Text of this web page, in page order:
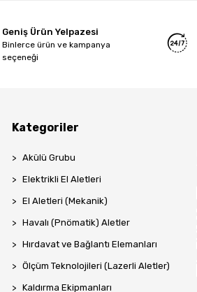
Geniş Ürün Yelpazesi
Binlerce ürün ve kampanya
seçeneği
Kategoriler
Akülü Grubu
Elektrikli El Aletleri
El Aletleri (Mekanik)
Havalı (Pnömatik) Aletler
Hırdavat ve Bağlantı Elemanları
Ölçüm Teknolojileri (Lazerli Aletler)
Kaldırma Ekipmanları